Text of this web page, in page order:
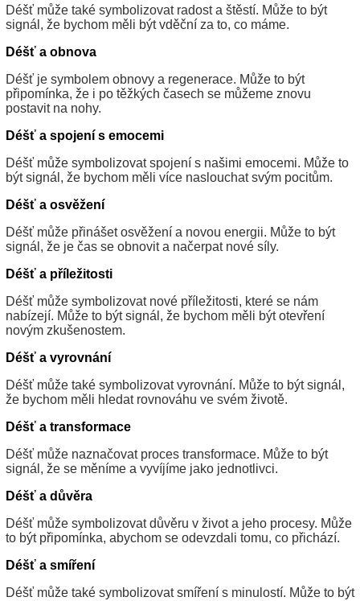
Déšť může také symbolizovat radost a štěstí. Může to být
signál, že bychom měli být vděční za to, co máme.
Déšť a obnova
Déšť je symbolem obnovy a regenerace. Může to být
připomínka, že i po těžkých časech se můžeme znovu
postavit na nohy.
Déšť a spojení s emocemi
Déšť může symbolizovat spojení s našimi emocemi. Může to
být signál, že bychom měli více naslouchat svým pocitům.
Déšť a osvěžení
Déšť může přinášet osvěžení a novou energii. Může to být
signál, že je čas se obnovit a načerpat nové síly.
Déšť a příležitosti
Déšť může symbolizovat nové příležitosti, které se nám
nabízejí. Může to být signál, že bychom měli být otevření
novým zkušenostem.
Déšť a vyrovnání
Déšť může také symbolizovat vyrovnání. Může to být signál,
že bychom měli hledat rovnováhu ve svém životě.
Déšť a transformace
Déšť může naznačovat proces transformace. Může to být
signál, že se měníme a vyvíjíme jako jednotlivci.
Déšť a důvěra
Déšť může symbolizovat důvěru v život a jeho procesy. Může
to být připomínka, abychom se odevzdali tomu, co přichází.
Déšť a smíření
Déšť může také symbolizovat smíření s minulostí. Může to být